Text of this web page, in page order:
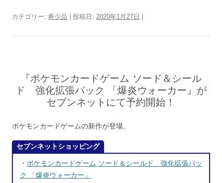
カテゴリー: 希少品 | 投稿日: 2020年1月27日
『ポケモンカードゲーム ソード＆シール
ド 強化拡張パック 「爆炎ウォーカー』が
セブンネットにて予約開始！
ポケモンカードゲームの新作が登場。
セブンネットショッピング
・ ポケモンカードゲーム ソード＆シールド 強化拡張パッ
ク 「爆炎ウォーカー」